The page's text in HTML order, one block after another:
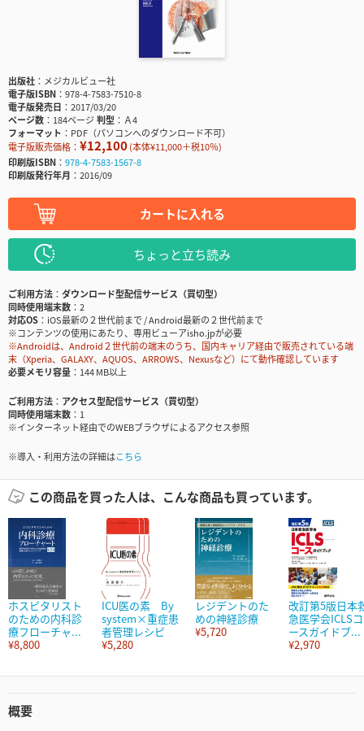
出版社
メジカルビュー社
電子版ISBN
978-4-7583-7510-8
電子版発売日
2017/03/20
ページ数
184ページ判型
Ａ4
フォーマット
PDF（パソコンへのダウンロード不可）
電子版販売価格： ¥12,100(本体¥11,000＋税10％)
印刷版ISBN
978-4-7583-1567-8
印刷版発行年月
2016/09
カートに入れる
ちょっと立ち読み
ご利用方法
ダウンロード型配信サービス（買切型）
同時使用端末数
2
対応OS
iOS最新の２世代前まで / Android最新の２世代前まで
※コンテンツの使用にあたり、専用ビューアisho.jpが必要
※Androidは、Android２世代前の端末のうち、国内キャリア経由で販売されている端
末（Xperia、GALAXY、AQUOS、ARROWS、Nexusなど）にて動作確認しています
必要メモリ容量
144 MB以上
ご利用方法
アクセス型配信サービス（買切型）
同時使用端末数
1
※インターネット経由でのWEBブラウザによるアクセス参照
※導入・利用方法の詳細はこちら
この商品を買った人は、こんな商品も買っています。
ホスピタリスト
のための内科診
療フローチャ...
¥8,800
ICU医の素 By
system×重症患
者管理レシピ
¥5,280
レジデントのた
めの神経診療
¥5,720
改訂第5版日本
急医学会ICLSコ
ースガイドブ...
¥2,970
概要